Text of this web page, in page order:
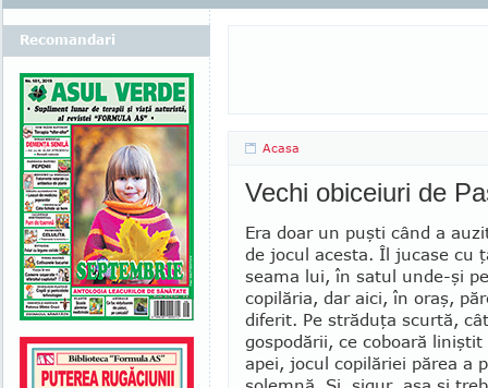
Acasa
Vechi obiceiuri de
Era doar un puşti când a
de jocul acesta. Îl jucase cu
seama lui, în satul unde-şi
copilăria, dar aici, în oraş,
diferit. Pe străduţa scurtă,
gospodării, ce coboară
apei, jocul copilăriei părea a
Recomandari